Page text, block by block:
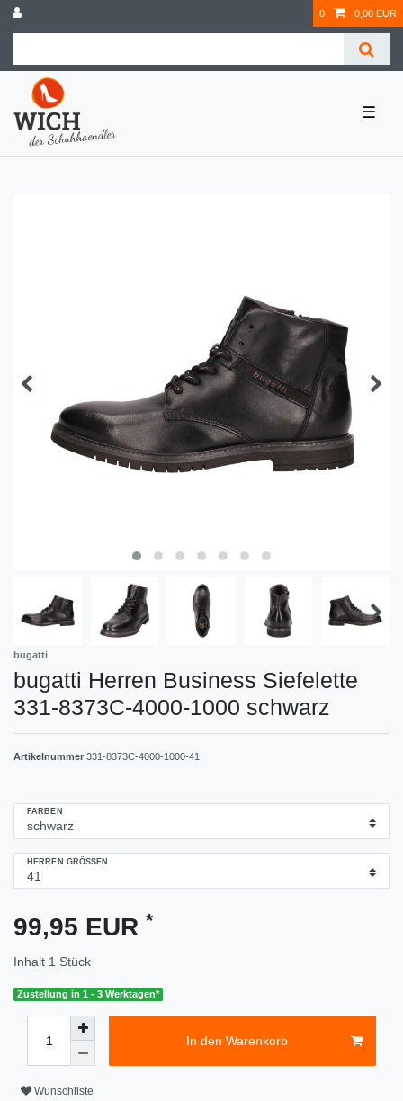
0 0,00 EUR
☰
bugatti
bugatti Herren Business Siefelette
331-8373C-4000-1000 schwarz
Artikelnummer 331-8373C-4000-1000-41
FARBEN
HERREN GRÖSSEN
99,95 EUR *
Inhalt 1 Stück
Zustellung in 1 - 3 Werktagen*
In den Warenkorb
Wunschliste